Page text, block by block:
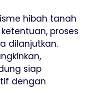
hibah tanah
proses
dilanjutkan.
siap
dengan